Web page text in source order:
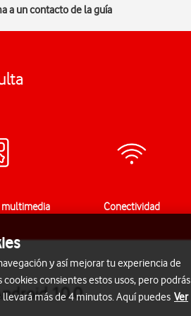
a un contacto de la guía
Conectividad
10.0
y así mejorar tu experiencia de
consientes estos usos, pero podrás
más de 4 minutos. Aquí puedes Ver